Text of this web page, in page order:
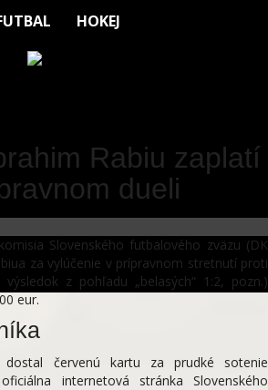
HOKEJ
Rabiu zaplatí
dueli
Slovenského futbalového zväzu (DK
za vylúčenie v prípravnom stretnutí proti
z pohľadu „belasých“ 1:2, pozn.)
eur.
dostal červenú kartu za prudké sotenie
internetová stránka Slovenského